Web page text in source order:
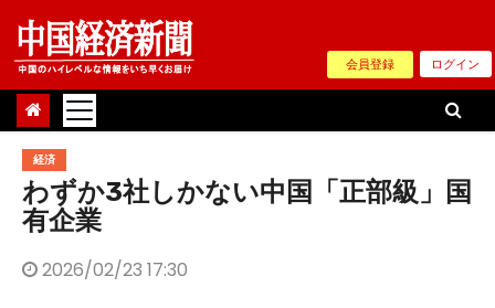
Skip
content
会員登録 ログイン
経済
わずか3社しかない中国「正部級」国
有企業
2026/02/23 17:30